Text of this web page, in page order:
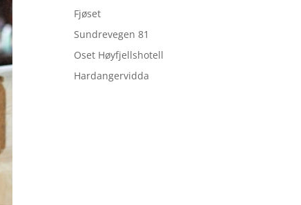
Fjøset
Sundrevegen 81
Oset Høyfjellshotell
Hardangervidda